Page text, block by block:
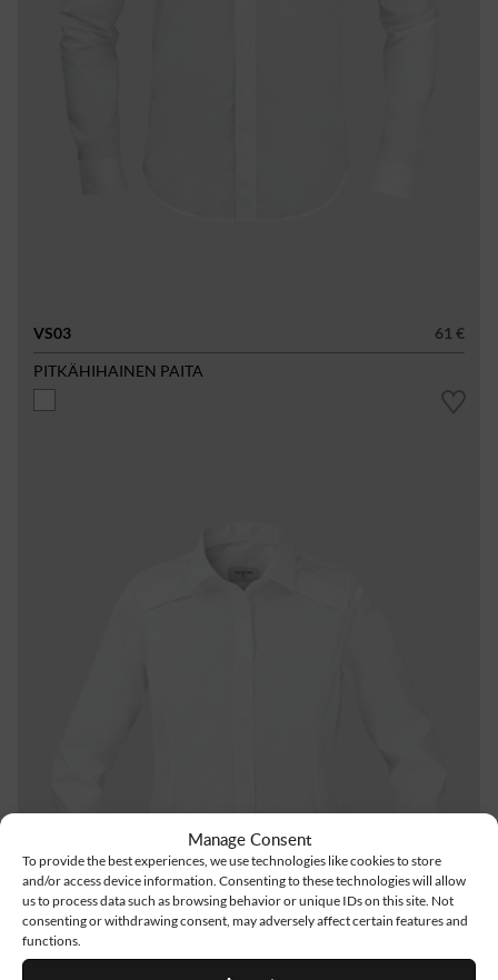
Manage Consent
To provide the best experiences, we use technologies like cookies to store
and/or access device information. Consenting to these technologies will allow
us to process data such as browsing behavior or unique IDs on this site. Not
consenting or withdrawing consent, may adversely affect certain features and
functions.
VS03
61 €
PITKÄHIHAINEN PAITA